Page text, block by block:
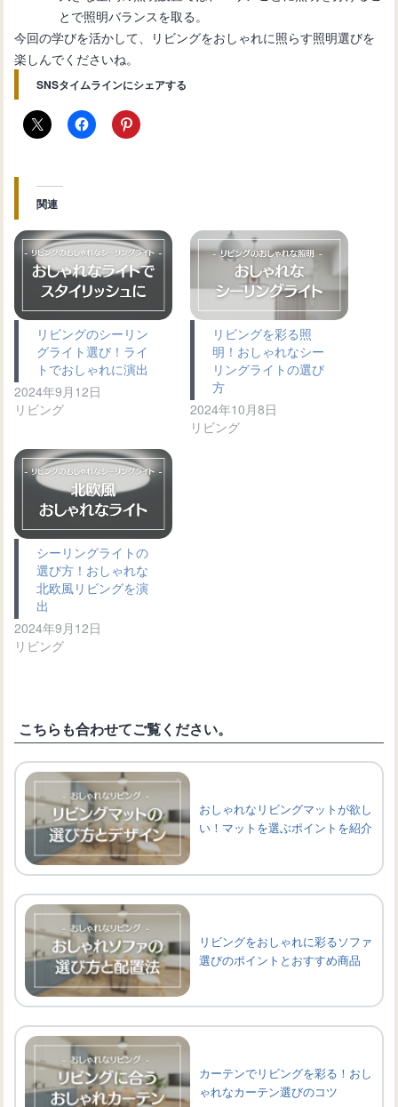
とで照明バランスを取る。
今回の学びを活かして、リビングをおしゃれに照らす照明選びを
楽しんでくださいね。
SNSタイムラインにシェアする
関連
リビングのシーリン
グライト選び！ライ
トでおしゃれに演出
2024年9月12日
リビング
リビングを彩る照
明！おしゃれなシー
リングライトの選び
方
2024年10月8日
リビング
シーリングライトの
選び方！おしゃれな
北欧風リビングを演
出
2024年9月12日
リビング
こちらも合わせてご覧ください。
おしゃれなリビングマットが欲し
い！マットを選ぶポイントを紹介
リビングをおしゃれに彩るソファ
選びのポイントとおすすめ商品
カーテンでリビングを彩る！おし
ゃれなカーテン選びのコツ